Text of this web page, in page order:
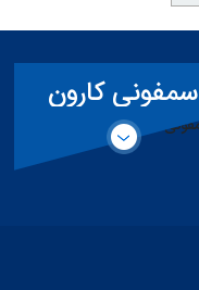
سمفونی کارون